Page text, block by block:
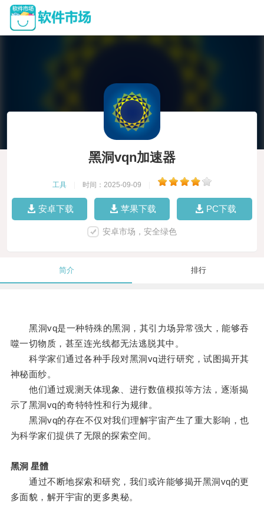
黑洞vqn加速器
工具 时间：2025-09-09
安卓下载 苹果下载 PC下载
安卓市场，安全绿色
简介 排行
黑洞vq是一种特殊的黑洞，其引力场异常强大，能够吞
噬一切物质，甚至连光线都无法逃脱其中。
科学家们通过各种手段对黑洞vq进行研究，试图揭开其
神秘面纱。
他们通过观测天体现象、进行数值模拟等方法，逐渐揭
示了黑洞vq的奇特特性和行为规律。
黑洞vq的存在不仅对我们理解宇宙产生了重大影响，也
为科学家们提供了无限的探索空间。
黑洞 星體
通过不断地探索和研究，我们或许能够揭开黑洞vq的更
多面貌，解开宇宙的更多奥秘。